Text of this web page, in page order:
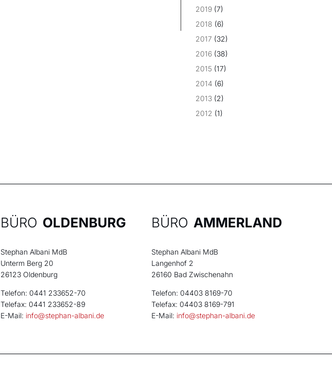
2019 (7)
2018 (6)
2017 (32)
2016 (38)
2015 (17)
2014 (6)
2013 (2)
2012 (1)
BÜRO OLDENBURG
Stephan Albani MdB
Unterm Berg 20
26123 Oldenburg
Telefon: 0441 233652-70
Telefax: 0441 233652-89
E-Mail: info@stephan-albani.de
BÜRO AMMERLAND
Stephan Albani MdB
Langenhof 2
26160 Bad Zwischenahn
Telefon: 04403 8169-70
Telefax: 04403 8169-791
E-Mail: info@stephan-albani.de